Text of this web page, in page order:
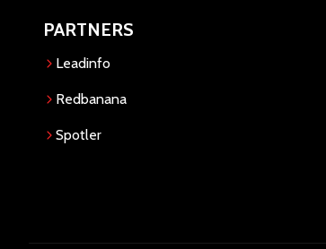
PARTNERS
Leadinfo
Redbanana
Spotler